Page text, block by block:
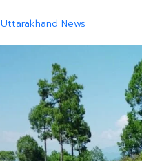
Uttarakhand News